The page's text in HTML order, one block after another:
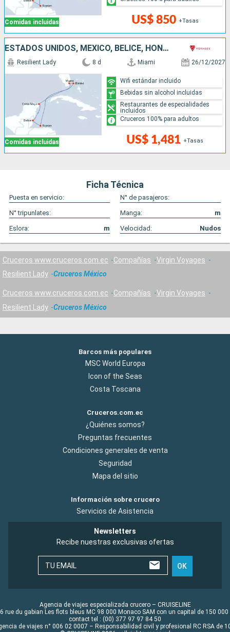
Comidas incluidas US$ 850 +Tasas
ESTADOS UNIDOS, MÉXICO, BELICE, HONDURAS, BAHAMAS
Comidas incluidas
Resilient Lady 8 d Miami 26/12/2027
US$ 1,481 +Tasas
Wifi estándar incluido
Bebidas sin alcohol incluidas
Restaurantes de especialidades
incluidos
Cruceros 100% para adultos
Ficha Técnica
Puesta en servicio:
N° de pasajeros:
N° tripunlates:
Manga:
m
Eslora:
m Velocidad: Nudos
Cruceros www.cruceros.com.ec Compañías
Virgin Voyages
Resilient Lady
Cruceros México
Cruceros www.cruceros.com.ec Compañías
Virgin Voyages
Resilient Lady
Cruceros México
Barcos más populares
MSC World Europa
Icon of the Seas
Costa Toscana
Cruceros.com.ec
¿Quiénes somos?
Preguntas frecuentes
Condiciones generales de venta
Seguridad
Mapa del sitio
Información sobre crucero
Servicios de Asistencia
Newsletters
Recibe nuestras exclusivas ofertas
TU EMAIL OK
Agencia de viajes especializada crucero – CRUISELINE
rue du gabian Les flots bleus MC 98 000 Monaco SAM con un capital de 150 000
contact tel : (00) 377 97 97 84 50
de viajes n° 006 02 0007 – Responsabilidad civil y profesional RC RSA de